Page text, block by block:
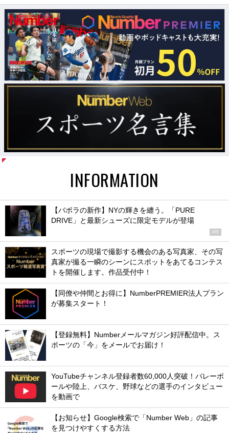
INFORMATION
【バボラの新作】NYの輝きを纏う。「PURE
DRIVE」と最新シューズに限定モデルが登場
PR
スポーツの現場で撮影する機会のある写真家、その写
真家が撮る一瞬のシーンにスポットをあてるコンテス
トを開催します。作品受付中！
【同僚や仲間とお得に】NumberPREMIER法人プラン
が募集スタート！
【登録無料】Numberメールマガジン好評配信中。ス
ポーツの「今」をメールでお届け！
YouTubeチャンネル登録者数60,000人突破！バレーボ
ールや陸上、バスケ、野球などの選手のインタビュー
を動画で
【お知らせ】Google検索で「Number Web」の記事
を見つけやすくする方法